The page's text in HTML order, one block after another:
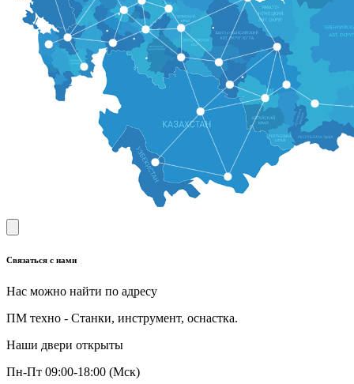
Связаться с нами
Нас можно найти по адресу
ПМ техно - Станки, инструмент, оснастка.
Наши двери открыты
Пн-Пт 09:00-18:00 (Мск)